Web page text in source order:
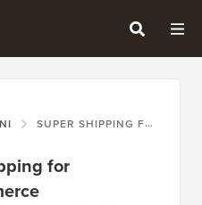
SUPER SHIPPING FOR WOOCOMMERCE
for